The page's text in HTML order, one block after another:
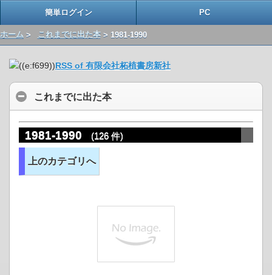
簡単ログイン PC
ホーム > これまでに出た本> 1981-1990
RSS of 有限会社柘植書房新社
これまでに出た本
1981-1990 (126 件)
上のカテゴリへ